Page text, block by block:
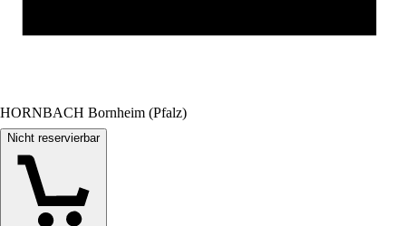
HORNBACH Bornheim (Pfalz)
Nicht reservierbar